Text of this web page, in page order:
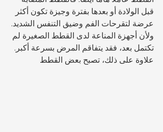
قبل الولادة أو بعدها بفترة وجيزة تكون أكثر
عرضة لتقرحات الفم وضيق التنفس الشديد.
ولأن أجهزة المناعة لدى القطط الصغيرة لم
تكتمل بعد، فقد يتفاقم المرض بسرعة أكبر.
علاوة على ذلك، تصبح بعض القطط